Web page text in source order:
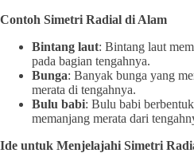
Contoh Simetri Radial di Alam
Bintang laut: Bintang laut
pada bagian tengahnya.
Bunga: Banyak bunga yang
merata di tengahnya.
Bulu babi: Bulu babi
memanjang merata dari
Ide untuk Menjelajahi Simetri